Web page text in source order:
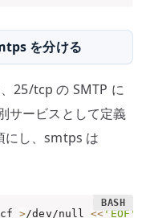
を分ける
25/tcp の SMTP に
サービスとして定義
にし、smtps は
>/dev/null << 'EOF'